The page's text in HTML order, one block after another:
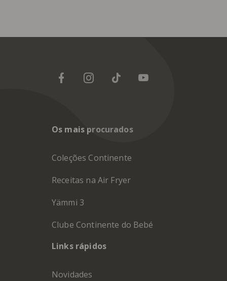
Os mais procurados
Coleções Continente
Receitas na Air Fryer
Yämmi 3
Clube Continente do Bebé
Links rápidos
Novidades